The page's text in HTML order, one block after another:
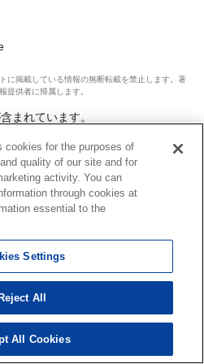
に掲載している情報の無断転載を禁止します。著
提供者に帰属します。
まれています。
cookies for the purposes of
quality of our site and for
activity. You can
through cookies at
essential to the
Settings
Reject All
All Cookies